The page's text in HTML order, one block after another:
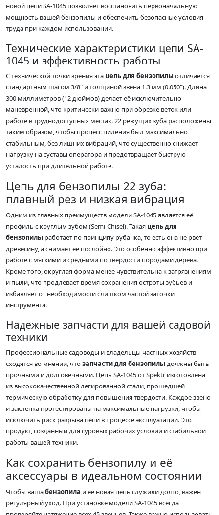
новой цепи SA-1045 позволяет восстановить первоначальную
мощность вашей бензопилы и обеспечить безопасные условия
труда при каждом использовании.
Технические характеристики цепи SA-
1045 и эффективность работы
С технической точки зрения эта цепь для бензопилы отличается
стандартным шагом 3/8" и толщиной звена 1.3 мм (0.050"). Длина
300 миллиметров (12 дюймов) делает её исключительно
маневренной, что критически важно при обрезке веток или
работе в труднодоступных местах. 22 режущих зуба расположены
таким образом, чтобы процесс пиления был максимально
стабильным, без лишних вибраций, что существенно снижает
нагрузку на суставы оператора и предотвращает быструю
усталость при длительной работе.
Цепь для бензопилы 22 зуба:
плавный рез и низкая вибрация
Одним из главных преимуществ модели SA-1045 является её
профиль с круглым зубом (Semi-Chisel). Такая цепь для
бензопилы работает по принципу рубанка, то есть она не рвет
древесину, а снимает её послойно. Это особенно эффективно при
работе с мягкими и средними по твердости породами дерева.
Кроме того, округлая форма менее чувствительна к загрязнениям
и пыли, что продлевает время сохранения остроты зубьев и
избавляет от необходимости слишком частой заточки
инструмента.
Надежные запчасти для вашей садовой
техники
Профессиональные садоводы и владельцы частных хозяйств
сходятся во мнении, чтозапчасти для бензопилы должны быть
прочными и долговечными. Цепь SA-1045 от Spektr изготовлена
из высококачественной легированной стали, прошедшей
термическую обработку для повышения твердости. Каждое звено
и заклепка протестированы на максимальные нагрузки, чтобы
исключить риск разрыва цепи в процессе эксплуатации. Это
продукт, созданный для суровых рабочих условий и стабильной
работы вашей техники.
Как сохранить бензопилу и её
аксессуары в идеальном состоянии
Чтобы вашабензопила и её новая цепь служили долго, важен
регулярный уход. При установке модели SA-1045 всегда